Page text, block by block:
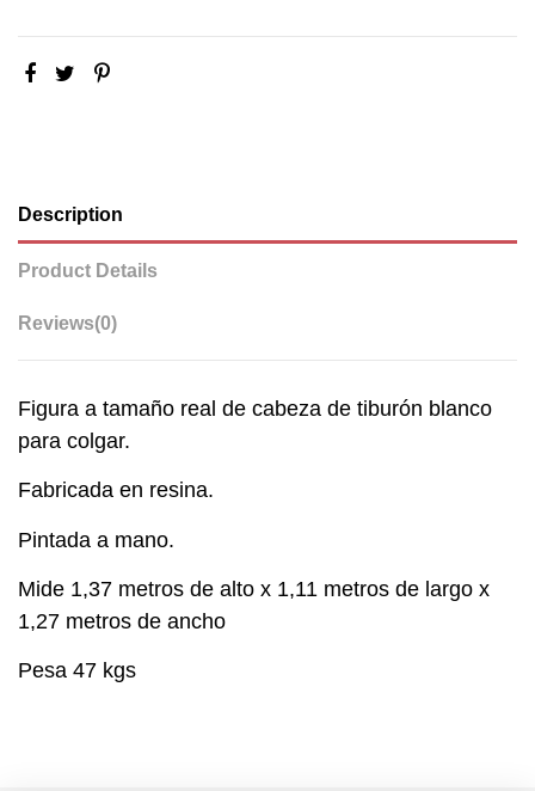
Description
Product Details
Reviews(0)
Figura a tamaño real de cabeza de tiburón blanco
para colgar.
Fabricada en resina.
Pintada a mano.
Mide 1,37 metros de alto x 1,11 metros de largo x
1,27 metros de ancho
Pesa 47 kgs